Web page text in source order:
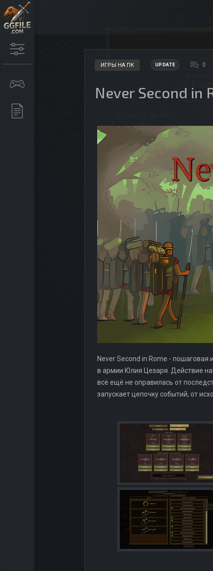
ИГРЫ НА ПК UPDATE 0
Never Second in
Never Second in Rome - пошаговая
в армии Юлия Цезаря. Действие
всё ещё не оправилась от
запускает цепочку событий, от